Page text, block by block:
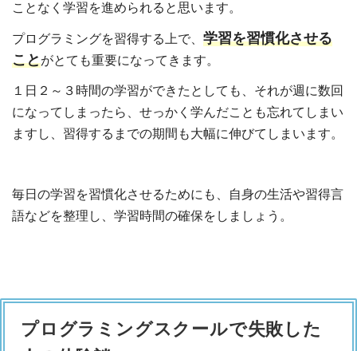
ことなく学習を進められると思います。
プログラミングを習得する上で、 学習を習慣化させる
ことがとても重要になってきます。
１日２～３時間の学習ができたとしても、それが週に数回
になってしまったら、せっかく学んだことも忘れてしまい
ますし、習得するまでの期間も大幅に伸びてしまいます。
毎日の学習を習慣化させるためにも、自身の生活や習得言
語などを整理し、学習時間の確保をしましょう。
プログラミングスクールで失敗した